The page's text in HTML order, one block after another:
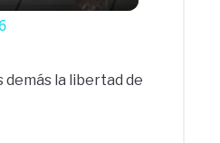
la libertad de